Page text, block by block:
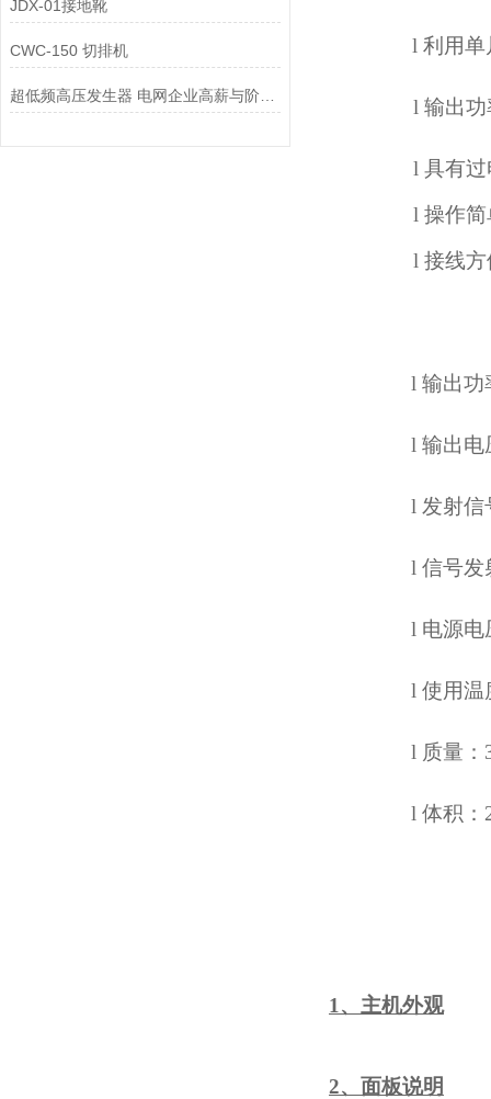
l 利用单
l 输出
l 具有
l 操作简
l 接线
l 输出功
l 输出电
l 发射信
l 信号发
l 电源电
l 使用温
l 质量：
l 体积：
1、主机外观
2、面板说明
JDX-01接地靴
CWC-150 切排机